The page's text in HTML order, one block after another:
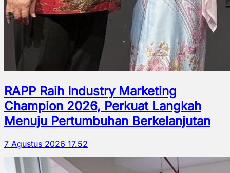
RAPP Raih Industry Marketing
Champion 2026, Perkuat Langkah
Menuju Pertumbuhan Berkelanjutan
7 Agustus 2026 17.52